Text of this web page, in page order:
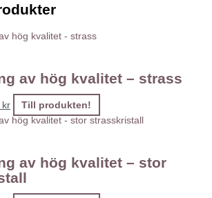
av hög kvalitet – strass
kr Till produkten!
av hög kvalitet – stor